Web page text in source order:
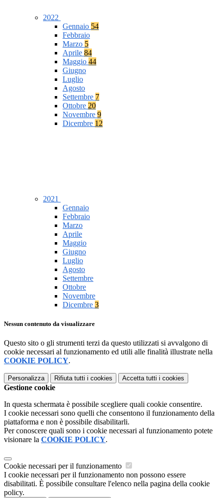
2022
Gennaio 54
Febbraio
Marzo 5
Aprile 84
Maggio 44
Giugno
Luglio
Agosto
Settembre 7
Ottobre 20
Novembre 9
Dicembre 12
2021
Gennaio
Febbraio
Marzo
Aprile
Maggio
Giugno
Luglio
Agosto
Settembre
Ottobre
Novembre
Dicembre 3
Nessun contenuto da visualizzare
Questo sito o gli strumenti terzi da questo utilizzati si avvalgono di
cookie necessari al funzionamento ed utili alle finalità illustrate nella
COOKIE POLICY.
Personalizza Rifiuta tutti i cookies Accetta tutti i cookies
Gestione cookie
In questa schermata è possibile scegliere quali cookie consentire.
I cookie necessari sono quelli che consentono il funzionamento della
piattaforma e non è possibile disabilitarli.
Per conoscere quali sono i cookie necessari al funzionamento potete
visionare la COOKIE POLICY.
Cookie necessari per il funzionamento
I cookie necessari per il funzionamento non possono essere
disabilitati. È possibile consultare l'elenco nella pagina della cookie
policy.